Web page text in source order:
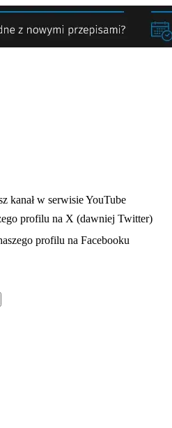
karcie
w nowej karcie
kanał w serwisie YouTube
profilu na X (dawniej Twitter)
w nowej karcieprofilu na Facebooku